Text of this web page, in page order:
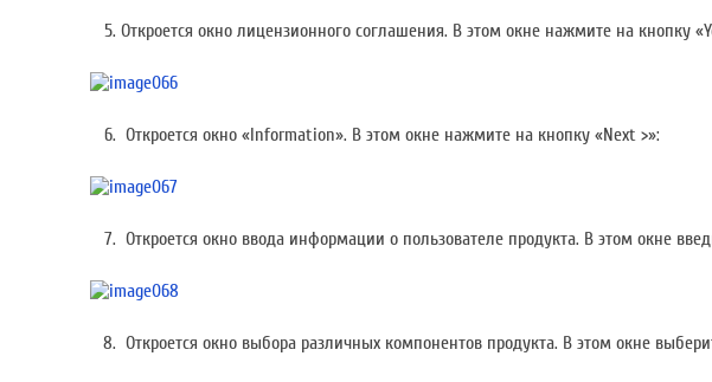
Откроется окно лицензионного соглашения. В этом окне нажмите на кнопку
Откроется окно «Information». В этом окне нажмите на кнопку «Next >»:
Откроется окно ввода информации о пользователе продукта. В этом окне
Откроется окно выбора различных компонентов продукта. В этом окне